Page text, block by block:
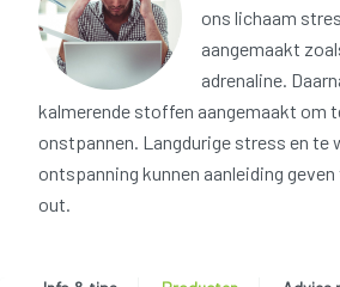
ons lichaam
aangemaakt
adrenaline.
kalmerende stoffen aangemaakt om
onstpannen. Langdurige stress en te
ontspanning kunnen aanleiding
out.